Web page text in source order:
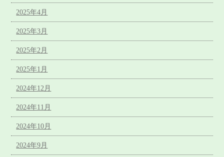
2025年4月
2025年3月
2025年2月
2025年1月
2024年12月
2024年11月
2024年10月
2024年9月